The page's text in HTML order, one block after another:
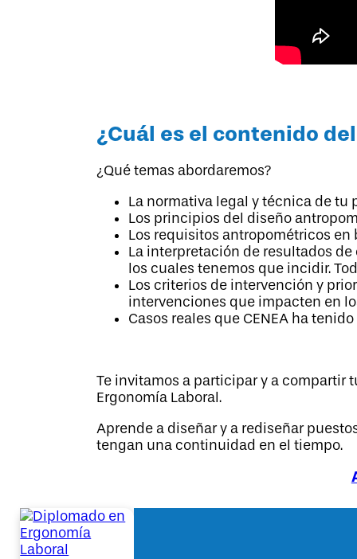
¿Cuál es el contenido
¿Qué temas abordaremos?
La normativa legal y técnica de tu
Los principios del diseño
Los requisitos antropométricos en
La interpretación de resultados
los cuales tenemos que incidir.
Los criterios de intervención y
intervenciones que impacten en
Casos reales que CENEA ha
Te invitamos a participar y a compartir
Ergonomía Laboral.
Aprende a diseñar y a rediseñar
tengan una continuidad en el tiempo.